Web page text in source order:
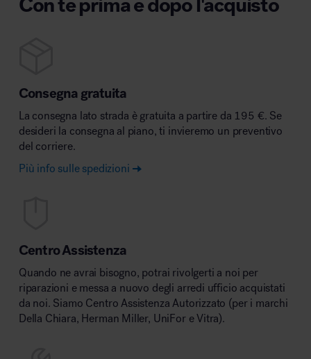
Consegna gratuita
La consegna lato strada è gratuita a partire da 195 €. Se
desideri la consegna al piano, ti invieremo un preventivo
del corriere.
Più info sulle spedizioni
Centro Assistenza
Quando ne avrai bisogno, potrai rivolgerti a noi per
riparazioni e messa a nuovo degli arredi ufficio acquistati
da noi. Siamo Centro Assistenza Autorizzato (per i marchi
Della Chiara, Herman Miller, UniFor e Vitra).